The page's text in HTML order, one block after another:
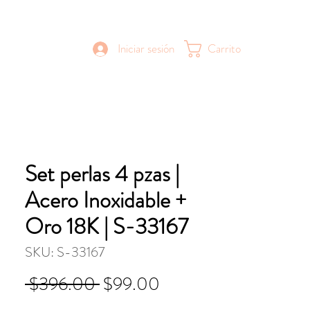
Iniciar sesión Carrito
Set perlas 4 pzas |
Acero Inoxidable +
Oro 18K | S-33167
SKU: S-33167
$396.00 Precio
$99.00